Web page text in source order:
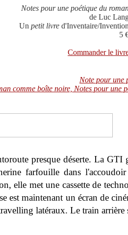
Notes pour une poétique du
de Luc
Un petit livre d'Inventaire/Invention
5
Commander le
Note pour une
comme boîte noire, Notes pour une
presque déserte. La GTI
farfouille dans
elle met une cassette de
est maintenant un écran de
latéraux. Le train arrière